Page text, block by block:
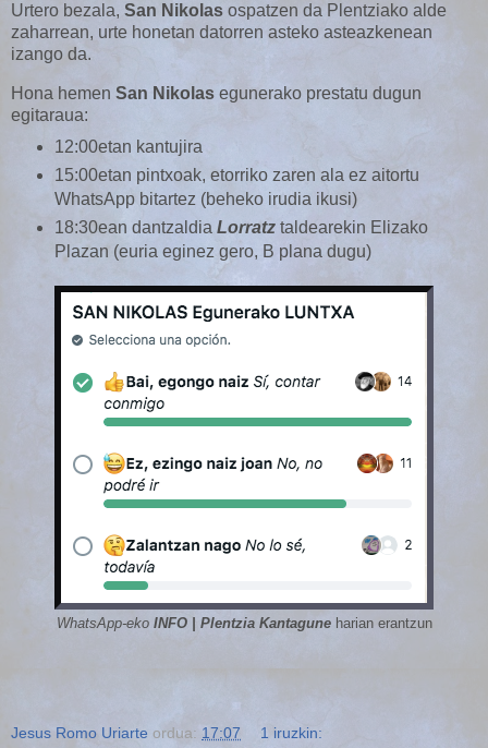
Urtero bezala, San Nikolas ospatzen da Plentziako alde
zaharrean, urte honetan datorren asteko asteazkenean
izango da.
Hona hemen San Nikolas egunerako prestatu dugun
egitaraua:
12:00etan kantujira
15:00etan pintxoak, etorriko zaren ala ez aitortu
WhatsApp bitartez (beheko irudia ikusi)
18:30ean dantzaldia Lorratztaldearekin Elizako
Plazan (euria eginez gero, B plana dugu)
WhatsApp-eko INFO | Plentzia Kantaguneharian erantzun
Jesus Romo Uriarte ordua: 17:07 1 iruzkin: